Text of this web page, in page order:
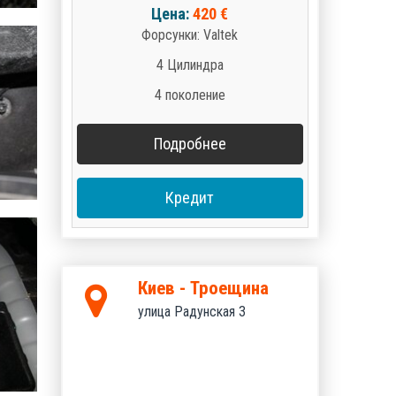
Цена:420 €
Форсунки: Valtek
4 Цилиндра
4 поколение
Подробнее
Кредит
Киев - Троещина
улица Радунская 3